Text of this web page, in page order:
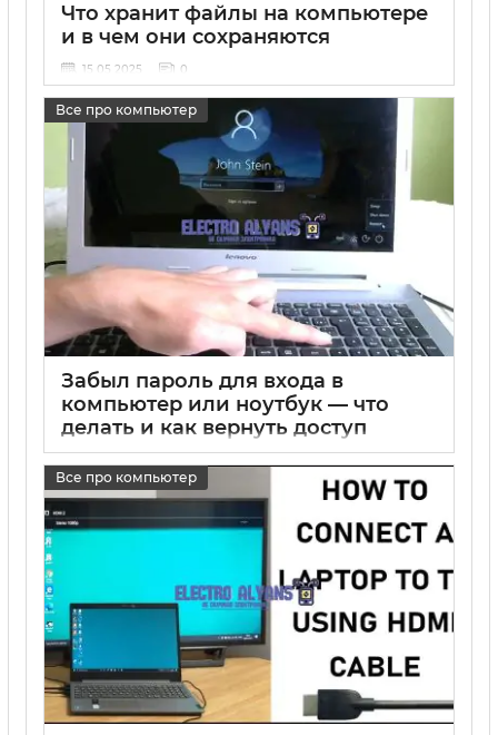
Что хранит файлы на компьютере
и в чем они сохраняются
15 05 2025 0
Все про компьютер
Забыл пароль для входа в
компьютер или ноутбук — что
делать и как вернуть доступ
Все про компьютер